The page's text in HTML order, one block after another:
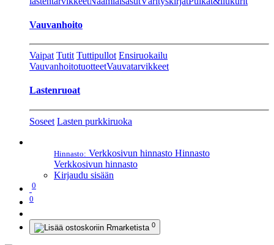
Vauvanhoito
Vaipat Tutit Tuttipullot Ensiruokailu
VauvanhoitotuotteetVauvatarvikkeet
Lastenruoat
Soseet Lasten purkkiruoka
Hinnasto: Verkkosivun hinnasto Hinnasto
Verkkosivun hinnasto
Kirjaudu sisään
0
0
0